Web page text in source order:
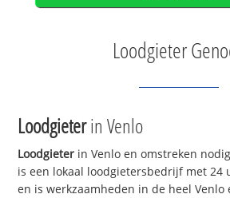
Loodgieter
Loodgieterin Venlo
Loodgieter in Venlo en omstreken
is een lokaal loodgietersbedrijf met 24
en is werkzaamheden in de heel